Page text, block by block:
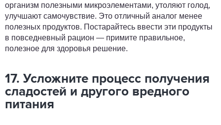
организм полезными микроэлементами, утоляют голод,
улучшают самочувствие. Это отличный аналог менее
полезных продуктов. Постарайтесь ввести эти продукты
в повседневный рацион — примите правильное,
полезное для здоровья решение.
17. Усложните процесс получения
сладостей и другого вредного
питания